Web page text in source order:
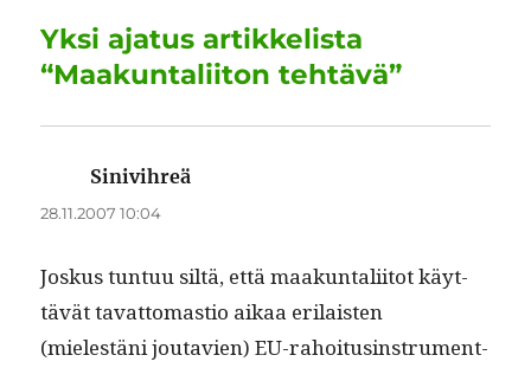
o
o
k
I
n
p
p
a
m
Yksi ajatus artikkelista
“Maakuntaliiton tehtävä”
Sinivihreä
28.11.2007 10:04
Joskus tun­tuu siltä, että maakun­tali­itot käyt­
tävät tavat­tomas­tio aikaa eri­lais­ten
(mielestäni joutavien) EU-rahoi­tusin­stru­ment­